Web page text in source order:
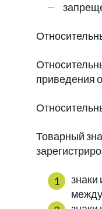
приведения
Товарный
знаки
между